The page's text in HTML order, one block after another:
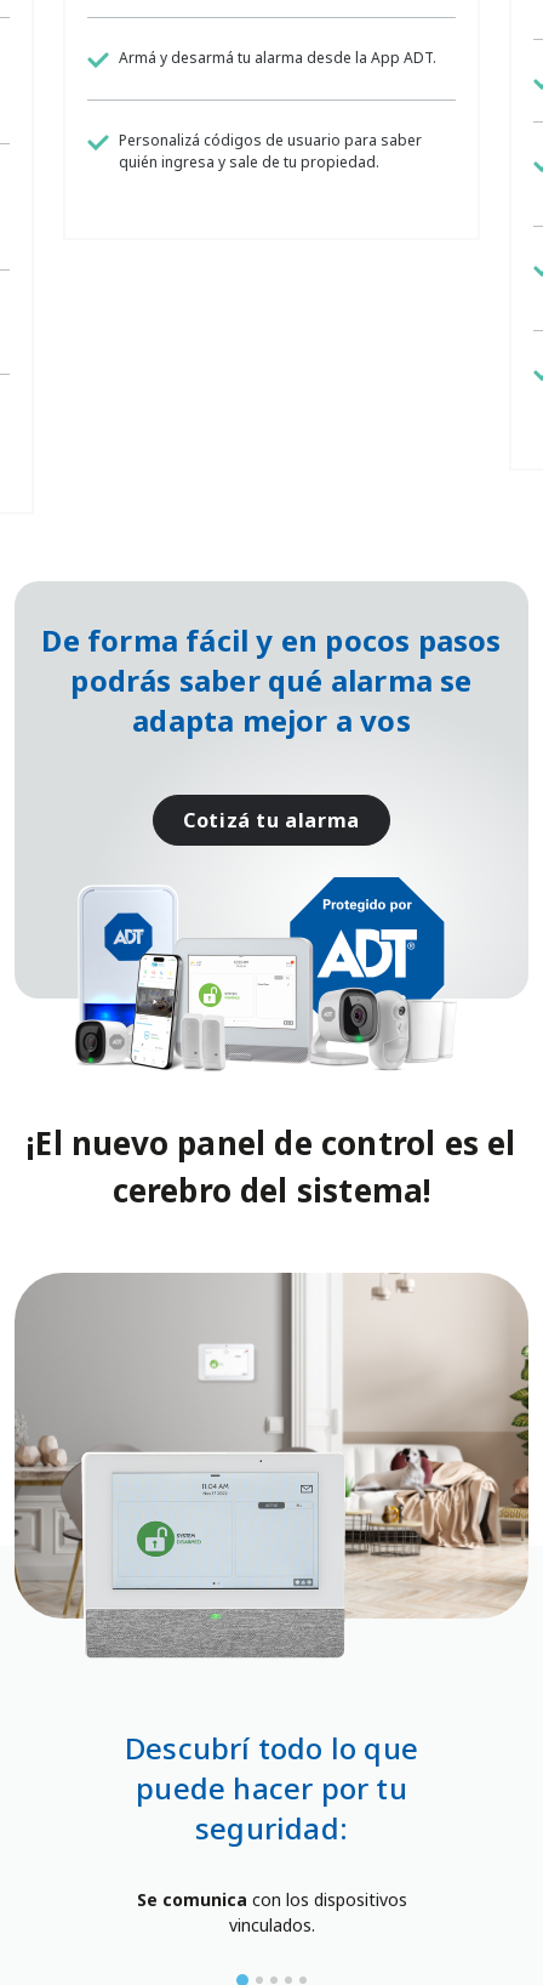
Armá y desarmá tu alarma desde la App ADT.
Personalizá códigos de usuario para saber
quién ingresa y sale de tu propiedad.
De forma fácil y en pocos pasos
podrás saber qué alarma se
adapta mejor a vos
Cotizá tu alarma
¡El nuevo panel de control es el
cerebro del sistema!
Descubrí todo lo que
puede hacer por tu
seguridad:
Se comunica con los dispositivos
vinculados.